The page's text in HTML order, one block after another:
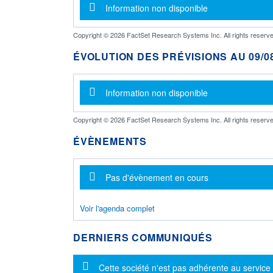
Message d'information
Information non disponible
Copyright © 2026 FactSet Research Systems Inc. All rights
ÉVOLUTION DES PRÉVISIONS AU 09/
Message d'information
Information non disponible
Copyright © 2026 FactSet Research Systems Inc. All rights
ÉVÈNEMENTS
Message d'information
Pas d'évènement en cours
Voir l'agenda complet
DERNIERS COMMUNIQUÉS
Message d'information
Cette société n'est pas adhérente au service